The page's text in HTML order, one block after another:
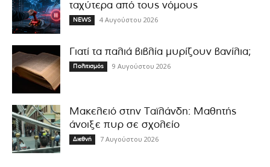
ταχύτερα από τους νόμους
NEWS 4 Αυγούστου 2026
Γιατί τα παλιά βιβλία μυρίζουν βανίλια;
Πολιτισμός 9 Αυγούστου 2026
Μακελειό στην Ταϊλάνδη: Μαθητής
άνοιξε πυρ σε σχολείο
Διεθνή 7 Αυγούστου 2026